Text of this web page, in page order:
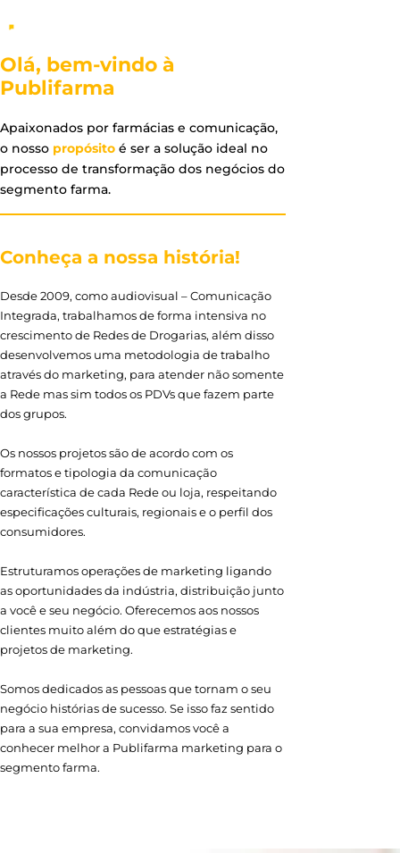
Olá, bem-vindo à
Publifarma
Apaixonados por farmácias e comunicação,
o nosso propósito é ser a solução ideal no
processo de transformação dos negócios do
segmento farma.
Conheça a nossa história!
Desde 2009, como audiovisual – Comunicação
Integrada, trabalhamos de forma intensiva no
crescimento de Redes de Drogarias, além disso
desenvolvemos uma metodologia de trabalho
através do marketing, para atender não somente
a Rede mas sim todos os PDVs que fazem parte
dos grupos.
Os nossos projetos são de acordo com os
formatos e tipologia da comunicação
característica de cada Rede ou loja, respeitando
especificações culturais, regionais e o perfil dos
consumidores.
Estruturamos operações de marketing ligando
as oportunidades da indústria, distribuição junto
a você e seu negócio. Oferecemos aos nossos
clientes muito além do que estratégias e
projetos de marketing.
Somos dedicados as pessoas que tornam o seu
negócio histórias de sucesso. Se isso faz sentido
para a sua empresa, convidamos você a
conhecer melhor a Publifarma marketing para o
segmento farma.